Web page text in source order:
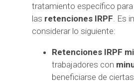
tratamiento específico para
las retenciones IRPF. Es
considerar lo siguiente:
Retenciones IRPF
trabajadores con
beneficiarse de